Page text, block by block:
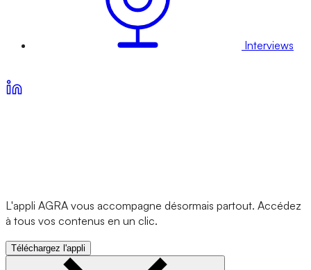
Interviews
L'appli AGRA vous accompagne désormais partout. Accédez
à tous vos contenus en un clic.
Téléchargez l'appli